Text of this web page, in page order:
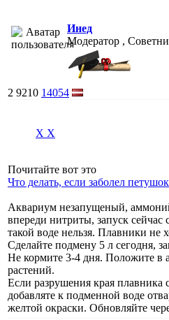
Инед
Модератор ,
2 9210 14054
X X
Почитайте вот это
Что делать, если заболел
Аквариум незапущеный,
впереди нитриты, запуск
такой воде нельзя. Плавники не
Сделайте подмену 5 л сегодня,
Не кормите 3-4 дня. Положите в
растений.
Если разрушения края плавника
добавляте к подменной воде
желтой окраски. Обновляйте